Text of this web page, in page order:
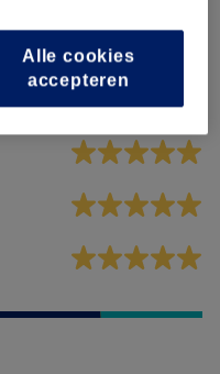
Alle cookies
accepteren